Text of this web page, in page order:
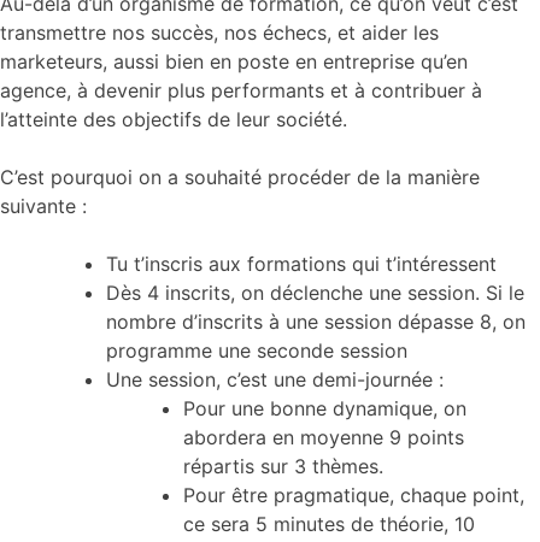
transmettre nos succès, nos échecs, et aider les
marketeurs, aussi bien en poste en entreprise qu’en
agence, à devenir plus performants et à contribuer à
l’atteinte des objectifs de leur société.
C’est pourquoi on a souhaité procéder de la manière
suivante :
Tu t’inscris aux formations qui t’intéressent
Dès 4 inscrits, on déclenche une session. Si le
nombre d’inscrits à une session dépasse 8, on
programme une seconde session
Une session, c’est une demi-journée :
Pour une bonne dynamique, on
abordera en moyenne 9 points
répartis sur 3 thèmes.
Pour être pragmatique, chaque point,
ce sera 5 minutes de théorie, 10